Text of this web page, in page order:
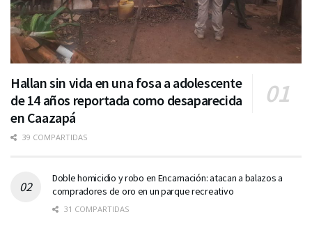
Hallan sin vida en una fosa a adolescente
de 14 años reportada como desaparecida
en Caazapá
39 COMPARTIDAS
Doble homicidio y robo en Encarnación: atacan a balazos a
compradores de oro en un parque recreativo
31 COMPARTIDAS